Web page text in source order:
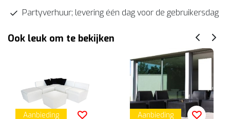
Partyverhuur; levering één dag voor de gebruikersdag
Ook leuk om te bekijken
Aanbieding Aanbieding